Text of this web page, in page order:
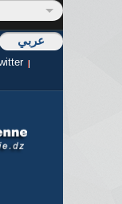
عربي